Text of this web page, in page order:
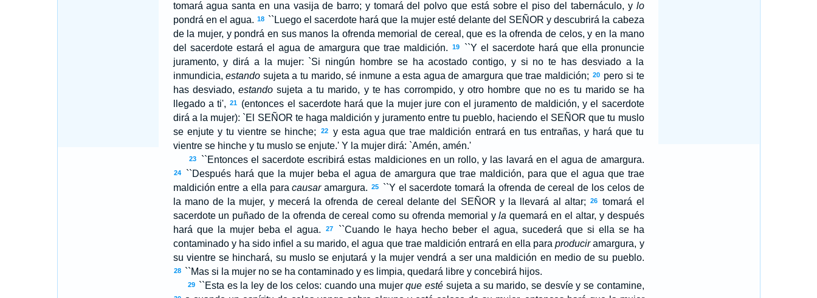
tomará agua santa en una vasija de barro; y tomará del polvo que está sobre el piso del tabernáculo, y lo
pondrá en el agua. 18 ``Luego el sacerdote hará que la mujer esté delante del SEÑOR y descubrirá la cabeza
de la mujer, y pondrá en sus manos la ofrenda memorial de cereal, que es la ofrenda de celos, y en la mano
del sacerdote estará el agua de amargura que trae maldición.
19
``Y el sacerdote hará que ella pronuncie
juramento, y dirá a la mujer: `Si ningún hombre se ha acostado contigo, y si no te has desviado a la
inmundicia,estando sujeta a tu marido, sé inmune a esta agua de amargura que trae maldición; 20
pero si te
has desviado,estando sujeta a tu marido, y te has corrompido, y otro hombre que no es tu marido se ha
llegado a ti', 21
(entonces el sacerdote hará que la mujer jure con el juramento de maldición, y el sacerdote
dirá a la mujer): `El SEÑOR te haga maldición y juramento entre tu pueblo, haciendo el SEÑOR que tu muslo
se enjute y tu vientre se hinche;
22
y esta agua que trae maldición entrará en tus entrañas, y hará que tu
vientre se hinche y tu muslo se enjute.' Y la mujer dirá: `Amén, amén.'
23 ``Entonces el sacerdote escribirá estas maldiciones en un rollo, y las lavará en el agua de amargura.
24
``Después hará que la mujer beba el agua de amargura que trae maldición, para que el agua que trae
maldición entre a ella paracausaramargura. 25
``Y el sacerdote tomará la ofrenda de cereal de los celos de
la mano de la mujer, y mecerá la ofrenda de cereal delante del SEÑOR y la llevará al altar; 26
tomará el
sacerdote un puñado de la ofrenda de cereal como su ofrenda memorial yla quemará en el altar, y después
hará que la mujer beba el agua.
27
``Cuando le haya hecho beber el agua, sucederá que si ella se ha
contaminado y ha sido infiel a su marido, el agua que trae maldición entrará en ella paraproduciramargura, y
su vientre se hinchará, su muslo se enjutará y la mujer vendrá a ser una maldición en medio de su pueblo.
28 ``Mas si la mujer no se ha contaminado y es limpia, quedará libre y concebirá hijos.
29 ``Esta es la ley de los celos: cuando una mujerque estésujeta a su marido, se desvíe y se contamine,